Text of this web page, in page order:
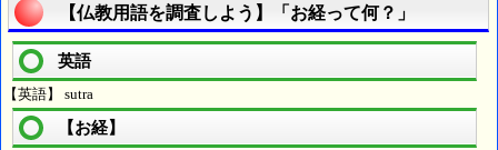
【仏教用語を調査しよう】「お経って何？」
英語
【英語】 sutra
【お経】